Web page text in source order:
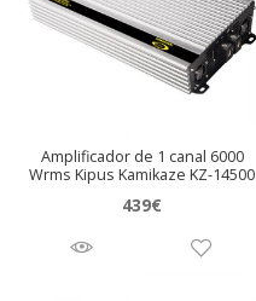
Amplificador de 1 canal 6000
Wrms Kipus Kamikaze KZ-14500
439€